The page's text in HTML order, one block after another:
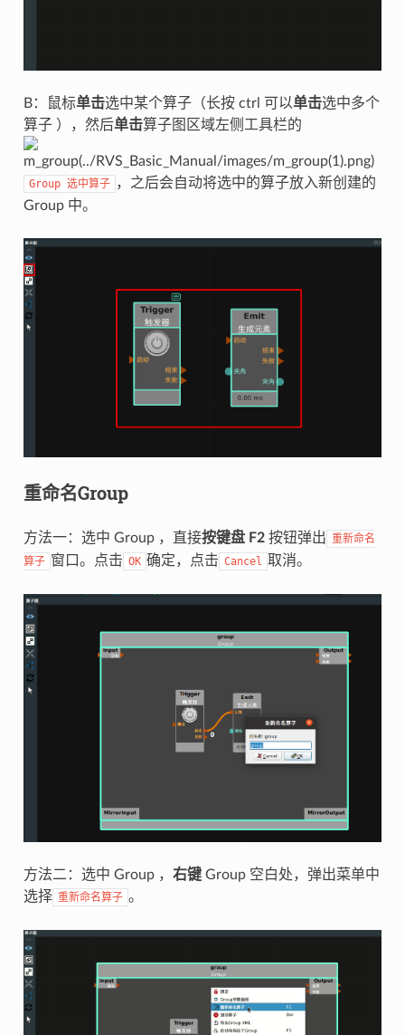
B：鼠标单击选中某个算子（长按 ctrl 可以单击选中多个
算子 ），然后单击算子图区域左侧工具栏的
Group 选中算子 ，之后会自动将选中的算子放入新创建的
Group 中。
重命名Group
方法一：选中 Group ，直接按键盘 F2按钮弹出 重新命名
算子 窗口。点击 OK 确定，点击 Cancel 取消。
方法二：选中 Group ， 右键Group 空白处，弹出菜单中
选择 重新命名算子 。